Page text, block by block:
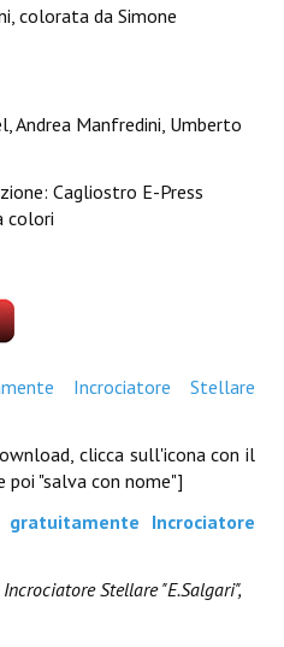
colorata da Simone
Andrea Manfredini, Umberto
Cagliostro E-Press
colori
Incrociatore Stellare
clicca sull'icona con il
"salva con nome"]
Incrociatore
Stellare "E.Salgari",